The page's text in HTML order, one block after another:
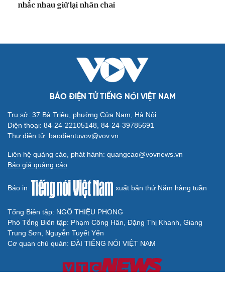
nhắc nhau giữ lại nhãn chai
BÁO ĐIỆN TỬ TIẾNG NÓI VIỆT NAM
Trụ sở: 37 Bà Triệu, phường Cửa Nam, Hà Nội
Điện thoại: 84-24-22105148, 84-24-39785691
Thư điện tử: baodientuvov@vov.vn
Liên hệ quảng cáo, phát hành: quangcao@vovnews.vn
Báo giá quảng cáo
Báo in xuất bản thứ Năm hàng tuần
Tổng Biên tập: NGÔ THIỆU PHONG
Phó Tổng Biên tập: Phạm Công Hân, Đặng Thị Khanh, Giang
Trung Sơn, Nguyễn Tuyết Yến
Cơ quan chủ quản: ĐÀI TIẾNG NÓI VIỆT NAM